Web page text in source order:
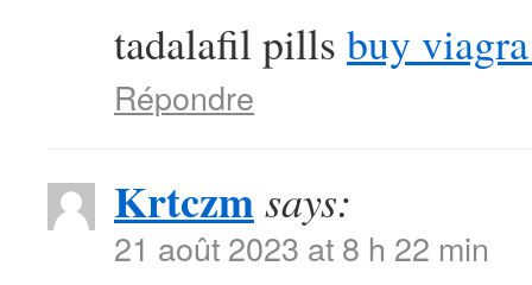
tadalafil pills buy
Répondre
Krtczmsays:
21 août 2023 at 8 h 22 min